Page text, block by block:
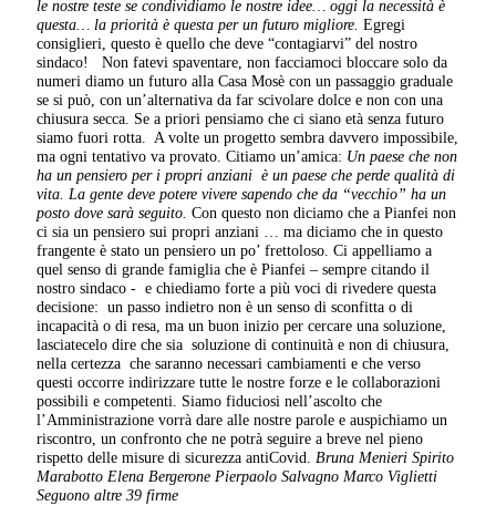
le nostre teste se condividiamo le nostre idee… oggi la necessità è
questa… la priorità è questa per un futuro migliore. Egregi
consiglieri, questo è quello che deve “contagiarvi” del nostro
sindaco! Non fatevi spaventare, non facciamoci bloccare solo da
numeri diamo un futuro alla Casa Mosè con un passaggio graduale
se si può, con un’alternativa da far scivolare dolce e non con una
chiusura secca. Se a priori pensiamo che ci siano età senza futuro
siamo fuori rotta. A volte un progetto sembra davvero impossibile,
ma ogni tentativo va provato. Citiamo un’amica: Un paese che non
ha un pensiero per i propri anziani è un paese che perde qualità di
vita. La gente deve potere vivere sapendo che da “vecchio” ha un
posto dove sarà seguito. Con questo non diciamo che a Pianfei non
ci sia un pensiero sui propri anziani … ma diciamo che in questo
frangente è stato un pensiero un po’ frettoloso. Ci appelliamo a
quel senso di grande famiglia che è Pianfei – sempre citando il
nostro sindaco - e chiediamo forte a più voci di rivedere questa
decisione: un passo indietro non è un senso di sconfitta o di
incapacità o di resa, ma un buon inizio per cercare una soluzione,
lasciatecelo dire che sia soluzione di continuità e non di chiusura,
nella certezza che saranno necessari cambiamenti e che verso
questi occorre indirizzare tutte le nostre forze e le collaborazioni
possibili e competenti. Siamo fiduciosi nell’ascolto che
l’Amministrazione vorrà dare alle nostre parole e auspichiamo un
riscontro, un confronto che ne potrà seguire a breve nel pieno
rispetto delle misure di sicurezza antiCovid.Bruna Menieri Spirito
Marabotto Elena Bergerone Pierpaolo Salvagno Marco Viglietti
Seguono altre 39 firme